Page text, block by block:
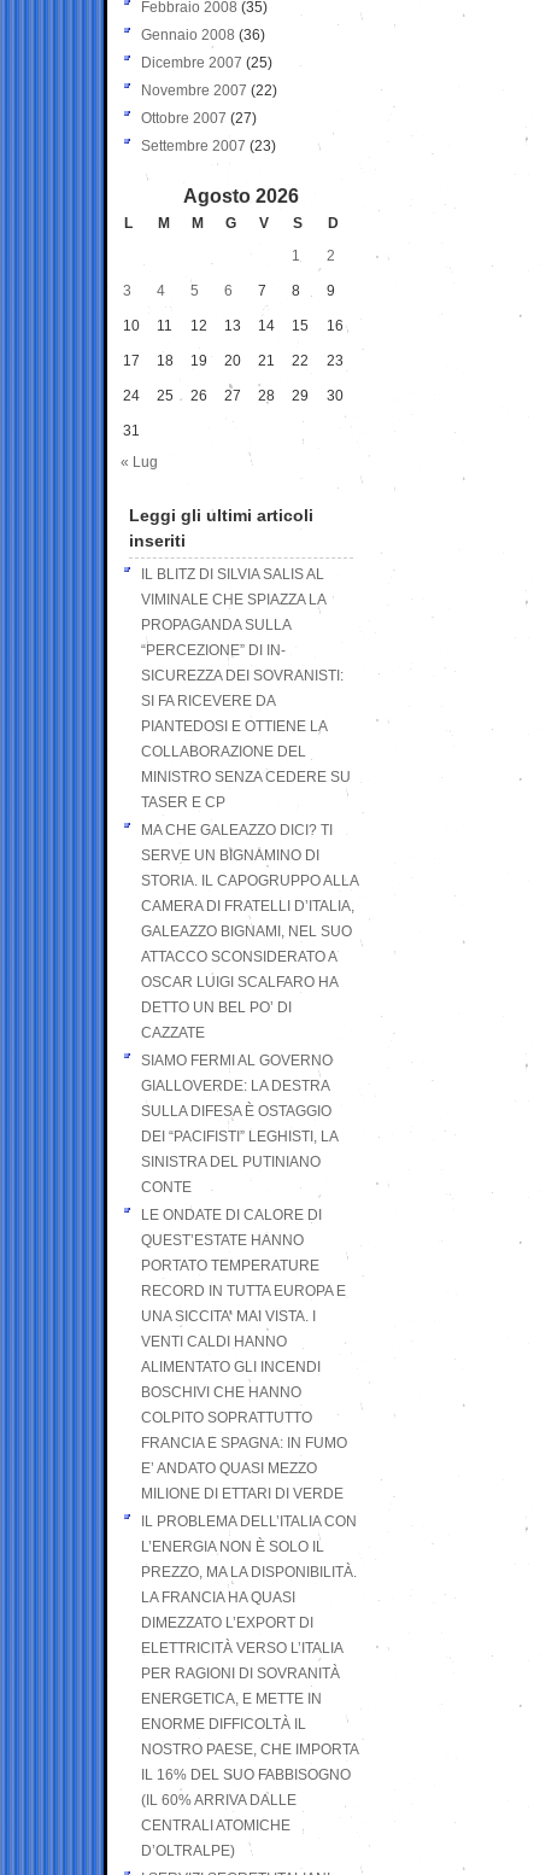
Febbraio 2008 (35)
Gennaio 2008 (36)
Dicembre 2007 (25)
Novembre 2007 (22)
Ottobre 2007 (27)
Settembre 2007 (23)
Agosto 2026
L M M G V S
D
1
2
3 4 5 6 7 8 9
10 11 12 13 14 15 16
17 18 19 20 21 22 23
24 25 26 27 28 29 30
31
« Lug
Leggi gli ultimi articoli
inseriti
IL BLITZ DI SILVIA SALIS AL
VIMINALE CHE SPIAZZA LA
PROPAGANDA SULLA
“PERCEZIONE” DI IN-
SICUREZZA DEI SOVRANISTI:
SI FA RICEVERE DA
PIANTEDOSI E OTTIENE LA
COLLABORAZIONE DEL
MINISTRO SENZA CEDERE SU
TASER E CP
MA CHE GALEAZZO DICI? TI
SERVE UN BIGNAMINO DI
STORIA. IL CAPOGRUPPO ALLA
CAMERA DI FRATELLI D’ITALIA,
GALEAZZO BIGNAMI, NEL SUO
ATTACCO SCONSIDERATO A
OSCAR LUIGI SCALFARO HA
DETTO UN BEL PO’ DI
CAZZATE
SIAMO FERMI AL GOVERNO
GIALLOVERDE: LA DESTRA
SULLA DIFESA È OSTAGGIO
DEI “PACIFISTI” LEGHISTI, LA
SINISTRA DEL PUTINIANO
CONTE
LE ONDATE DI CALORE DI
QUEST’ESTATE HANNO
PORTATO TEMPERATURE
RECORD IN TUTTA EUROPA E
UNA SICCITA’ MAI VISTA. I
VENTI CALDI HANNO
ALIMENTATO GLI INCENDI
BOSCHIVI CHE HANNO
COLPITO SOPRATTUTTO
FRANCIA E SPAGNA: IN FUMO
E’ ANDATO QUASI MEZZO
MILIONE DI ETTARI DI VERDE
IL PROBLEMA DELL’ITALIA CON
L’ENERGIA NON È SOLO IL
PREZZO, MA LA DISPONIBILITÀ.
LA FRANCIA HA QUASI
DIMEZZATO L’EXPORT DI
ELETTRICITÀ VERSO L’ITALIA
PER RAGIONI DI SOVRANITÀ
ENERGETICA, E METTE IN
ENORME DIFFICOLTÀ IL
NOSTRO PAESE, CHE IMPORTA
IL 16% DEL SUO FABBISOGNO
(IL 60% ARRIVA DALLE
CENTRALI ATOMICHE
D’OLTRALPE)